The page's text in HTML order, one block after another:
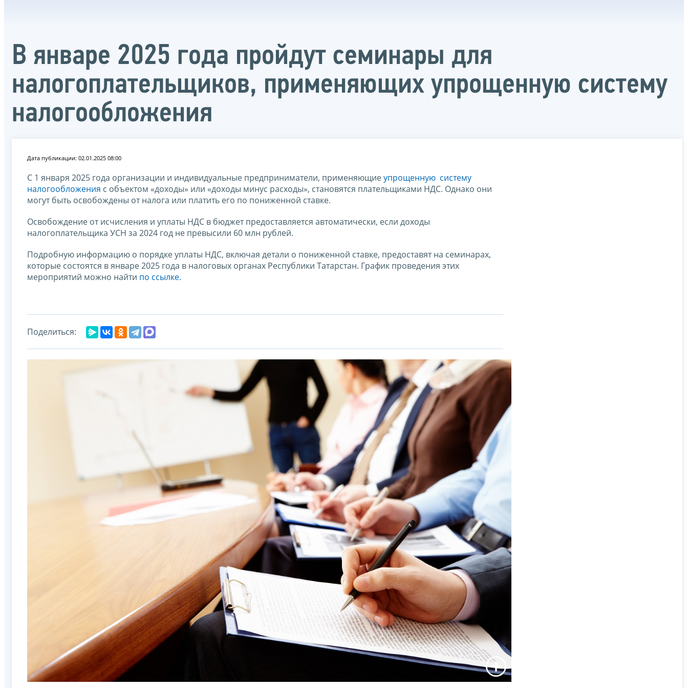
В январе 2025 года пройдут семинары для
налогоплательщиков, применяющих упрощенную систему
налогообложения
Дата публикации: 02.01.2025 08:00
С 1 января 2025 года организации и индивидуальные предприниматели, применяющиеупрощенную систему
налогообложения с объектом «доходы» или «доходы минус расходы», становятся плательщиками НДС. Однако они
могут быть освобождены от налога или платить его по пониженной ставке.
Освобождение от исчисления и уплаты НДС в бюджет предоставляется автоматически, если доходы
налогоплательщика УСН за 2024 год не превысили 60 млн рублей.
Подробную информацию о порядке уплаты НДС, включая детали о пониженной ставке, предоставят на семинарах,
которые состоятся в январе 2025 года в налоговых органах Республики Татарстан. График проведения этих
мероприятий можно найти по ссылке.
Поделиться: